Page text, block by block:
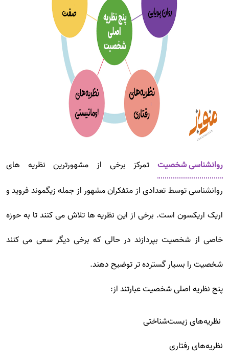
روانشناسی شخصیت تمرکز برخی از مشهورترین نظریه های
روانشناسی توسط تعدادی از متفکران مشهور از جمله زیگموند فروید و
اریک اریکسون است. برخی از این نظریه ها تلاش می کنند تا به حوزه
خاصی از شخصیت بپردازند در حالی که برخی دیگر سعی می کنند
شخصیت را بسیار گسترده تر توضیح دهند.
پنج نظریه اصلی شخصیت عبارتند از:
نظریه‌های زیست‌شناختی
نظریه‌های رفتاری